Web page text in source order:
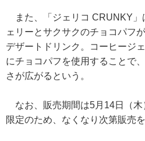
また、「ジェリコ CRUNKY」
ェリーとサクサクのチョコパフ
デザートドリンク。コーヒージ
にチョコパフを使用することで
さが広がるという。
なお、販売期間は5月14日（木
限定のため、なくなり次第販売を